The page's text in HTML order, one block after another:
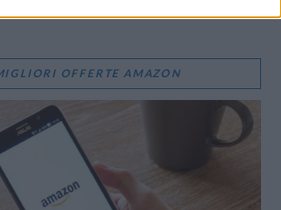
OFFERTE AMAZON